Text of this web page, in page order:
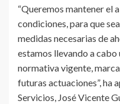
“Queremos mantener el
condiciones, para que
medidas necesarias de
estamos llevando a
normativa vigente,
futuras actuaciones”, ha
Servicios, José Vicente